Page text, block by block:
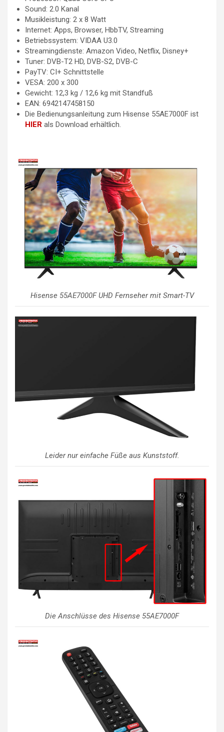
Sound: 2.0 Kanal
Musikleistung: 2 x 8 Watt
Internet: Apps, Browser, HbbTV, Streaming
Betriebssystem: VIDAA U3.0
Streamingdienste: Amazon Video, Netflix, Disney+
Tuner: DVB-T2 HD, DVB-S2, DVB-C
PayTV: CI+ Schnittstelle
VESA: 200 x 300
Gewicht: 12,3 kg / 12,6 kg mit Standfuß
EAN: 6942147458150
Die Bedienungsanleitung zum Hisense 55AE7000F ist
HIER als Download erhältlich.
Hisense 55AE7000F UHD Fernseher mit Smart-TV
Leider nur einfache Füße aus Kunststoff.
Die Anschlüsse des Hisense 55AE7000F